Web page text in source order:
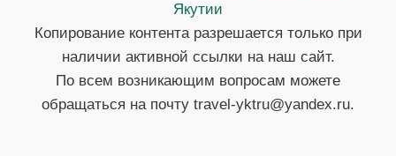
Якутии
Копирование контента разрешается только при
наличии активной ссылки на наш сайт.
По всем возникающим вопросам можете
обращаться на почту travel-yktru@yandex.ru.